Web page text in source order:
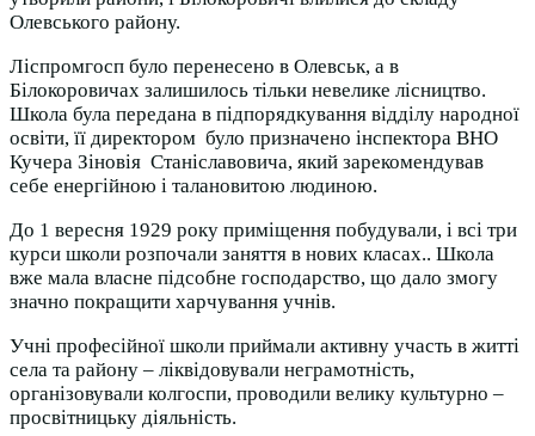
Олевського району.
Ліспромгосп було перенесено в Олевськ, а в
Білокоровичах залишилось тільки невелике лісництво.
Школа була передана в підпорядкування відділу народної
освіти, її директором було призначено інспектора ВНО
Кучера Зіновія Станіславовича, який зарекомендував
себе енергійною і талановитою людиною.
До 1 вересня 1929 року приміщення побудували, і всі три
курси школи розпочали заняття в нових класах.. Школа
вже мала власне підсобне господарство, що дало змогу
значно покращити харчування учнів.
Учні професійної школи приймали активну участь в житті
села та району – ліквідовували неграмотність,
організовували колгоспи, проводили велику культурно –
просвітницьку діяльність.